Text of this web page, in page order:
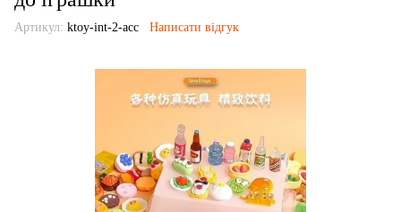
Артикул: ktoy-int-2-acc Написати відгук